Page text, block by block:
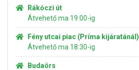
Rákóczi út
Átvehető ma 19:00-ig
Fény utcai piac (Príma kijáratánál)
Átvehető ma 18:30-ig
Budaörs